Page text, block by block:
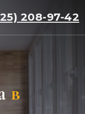
208-97-42
в